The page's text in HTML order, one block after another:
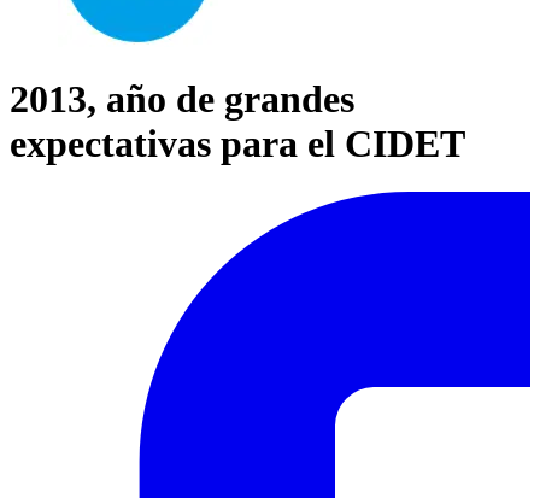
2013, año de grandes
expectativas para el CIDET